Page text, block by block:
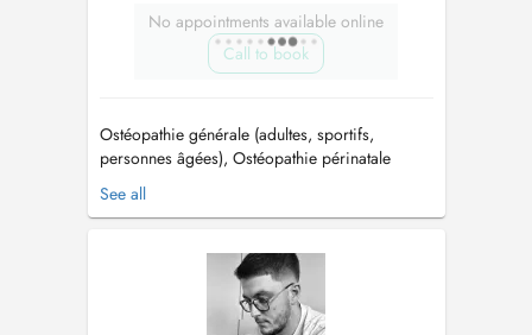
No appointments available online
Call to book
Ostéopathie générale (adultes, sportifs,
personnes âgées), Ostéopathie périnatale
(femmes enceintes, post-partum et nouveaux-
nés) & Ostéopathie pédiatrique (bébés et
elderly), Perinatal osteopathy (pregnant women,
postpartum and newborns) & Pediatric ...
See all